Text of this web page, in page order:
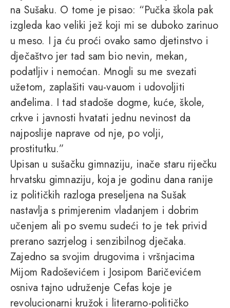
na Sušaku. O tome je pisao: “Pučka škola pak
izgleda kao veliki jež koji mi se duboko zarinuo
u meso. I ja ću proći ovako samo djetinstvo i
dječaštvo jer tad sam bio nevin, mekan,
podatljiv i nemoćan. Mnogli su me svezati
užetom, zaplašiti vau-vauom i udovoljiti
anđelima. I tad stadoše dogme, kuće, škole,
crkve i javnosti hvatati jednu nevinost da
najposlije naprave od nje, po volji,
prostitutku.”
Upisan u sušačku gimnaziju, inače staru riječku
hrvatsku gimnaziju, koja je godinu dana ranije
iz političkih razloga preseljena na Sušak
nastavlja s primjerenim vladanjem i dobrim
učenjem ali po svemu sudeći to je tek privid
prerano sazrjelog i senzibilnog dječaka.
Zajedno sa svojim drugovima i vršnjacima
Mijom Radoševićem i Josipom Baričevićem
osniva tajno udruženje Cefas koje je
revolucionarni kružok i literarno-političko